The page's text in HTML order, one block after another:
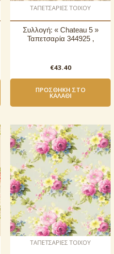
ΤΑΠΕΤΣΑΡΙΕΣ ΤΟΙΧΟΥ
Συλλογή: « Chateau 5 »
Ταπετσαρία 344925 ,
€43.40
ΠΡΟΣΘΉΚΗ ΣΤΟ
ΚΑΛΆΘΙ
ΤΑΠΕΤΣΑΡΙΕΣ ΤΟΙΧΟΥ